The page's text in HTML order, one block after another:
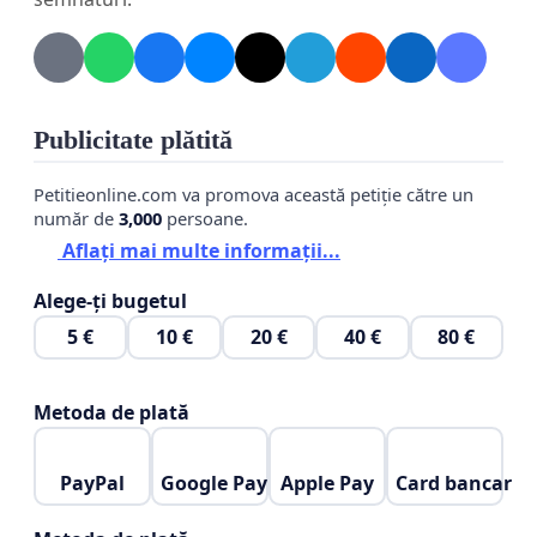
(ex: programele de kinetoterapie din Universitatea
de Medicină și Farmacie „Victor Babeș” din
În practică, această interdicție limitează:
• dezvoltarea profesională
• accesul pacienților la tratamente moderne
• alinierea României la standardele internaționale
Realitatea internațională
În numeroase state din lume, fiziokinetoterapeuții
precum:
• chiropractica
Publicitate plătită
Petitieonline.com va promova această petiție către un
număr de 3,000 persoane.
Aflați mai multe informații...
Alege-ți bugetul
5 €
10 € 20 € 40 € 80 €
Metoda de plată
PayPal Google Pay Apple Pay Card bancar